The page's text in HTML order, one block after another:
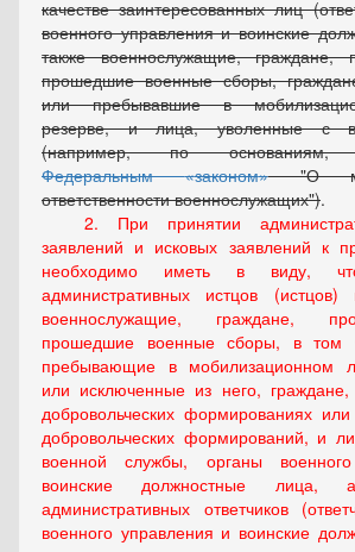
качестве заинтересованных лиц
военного управления и воинские
также военнослужащие, граждане,
прошедшие военные сборы,
или пребывавшие в
резерве, и лица, уволенные с
(например, по основаниям,
Федеральным законом "О
ответственности военнослужащих").
2. При принятии
заявлений и исковых заявлений к
необходимо иметь в виду,
административных истцов (истцов)
военнослужащие, граждане,
прошедшие военные сборы, в том
пребывающие в мобилизационном
или исключенные из него,
добровольческих формированиях
добровольческих формирований, и
военной службы, органы
воинские должностные лица,
административных ответчиков
военного управления и воинские